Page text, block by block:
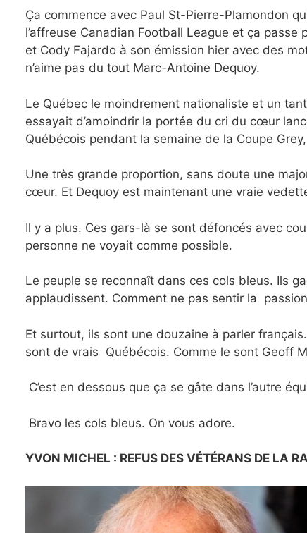
Ça commence avec Paul St-Pierre-Plamondon
l’affreuse Canadian Football League et ça
et Cody Fajardo à son émission hier avec des
n’aime pas du tout Marc-Antoine Dequoy.
Le Québec le moindrement nationaliste et un
essayait d’amoindrir la portée du cri du cœur
Québécois pendant la semaine de la Coupe
Une très grande proportion, sans doute une
cœur. Et Dequoy est maintenant une vraie
Il y a plus. Ces gars-là se sont défoncés avec
personne ne voyait comme possible.
Le peuple se reconnaît dans ces cols bleus. Ils
applaudissent. Comment ne pas sentir la
Et surtout, ils sont une douzaine à parler
sont de vrais Québécois. Comme le sont Geoff
C’est en dessous que ça se gâte dans l’autre
Bravo les cols bleus. On vous adore.
YVON MICHEL : REFUS DES VÉTÉRANS DE LA